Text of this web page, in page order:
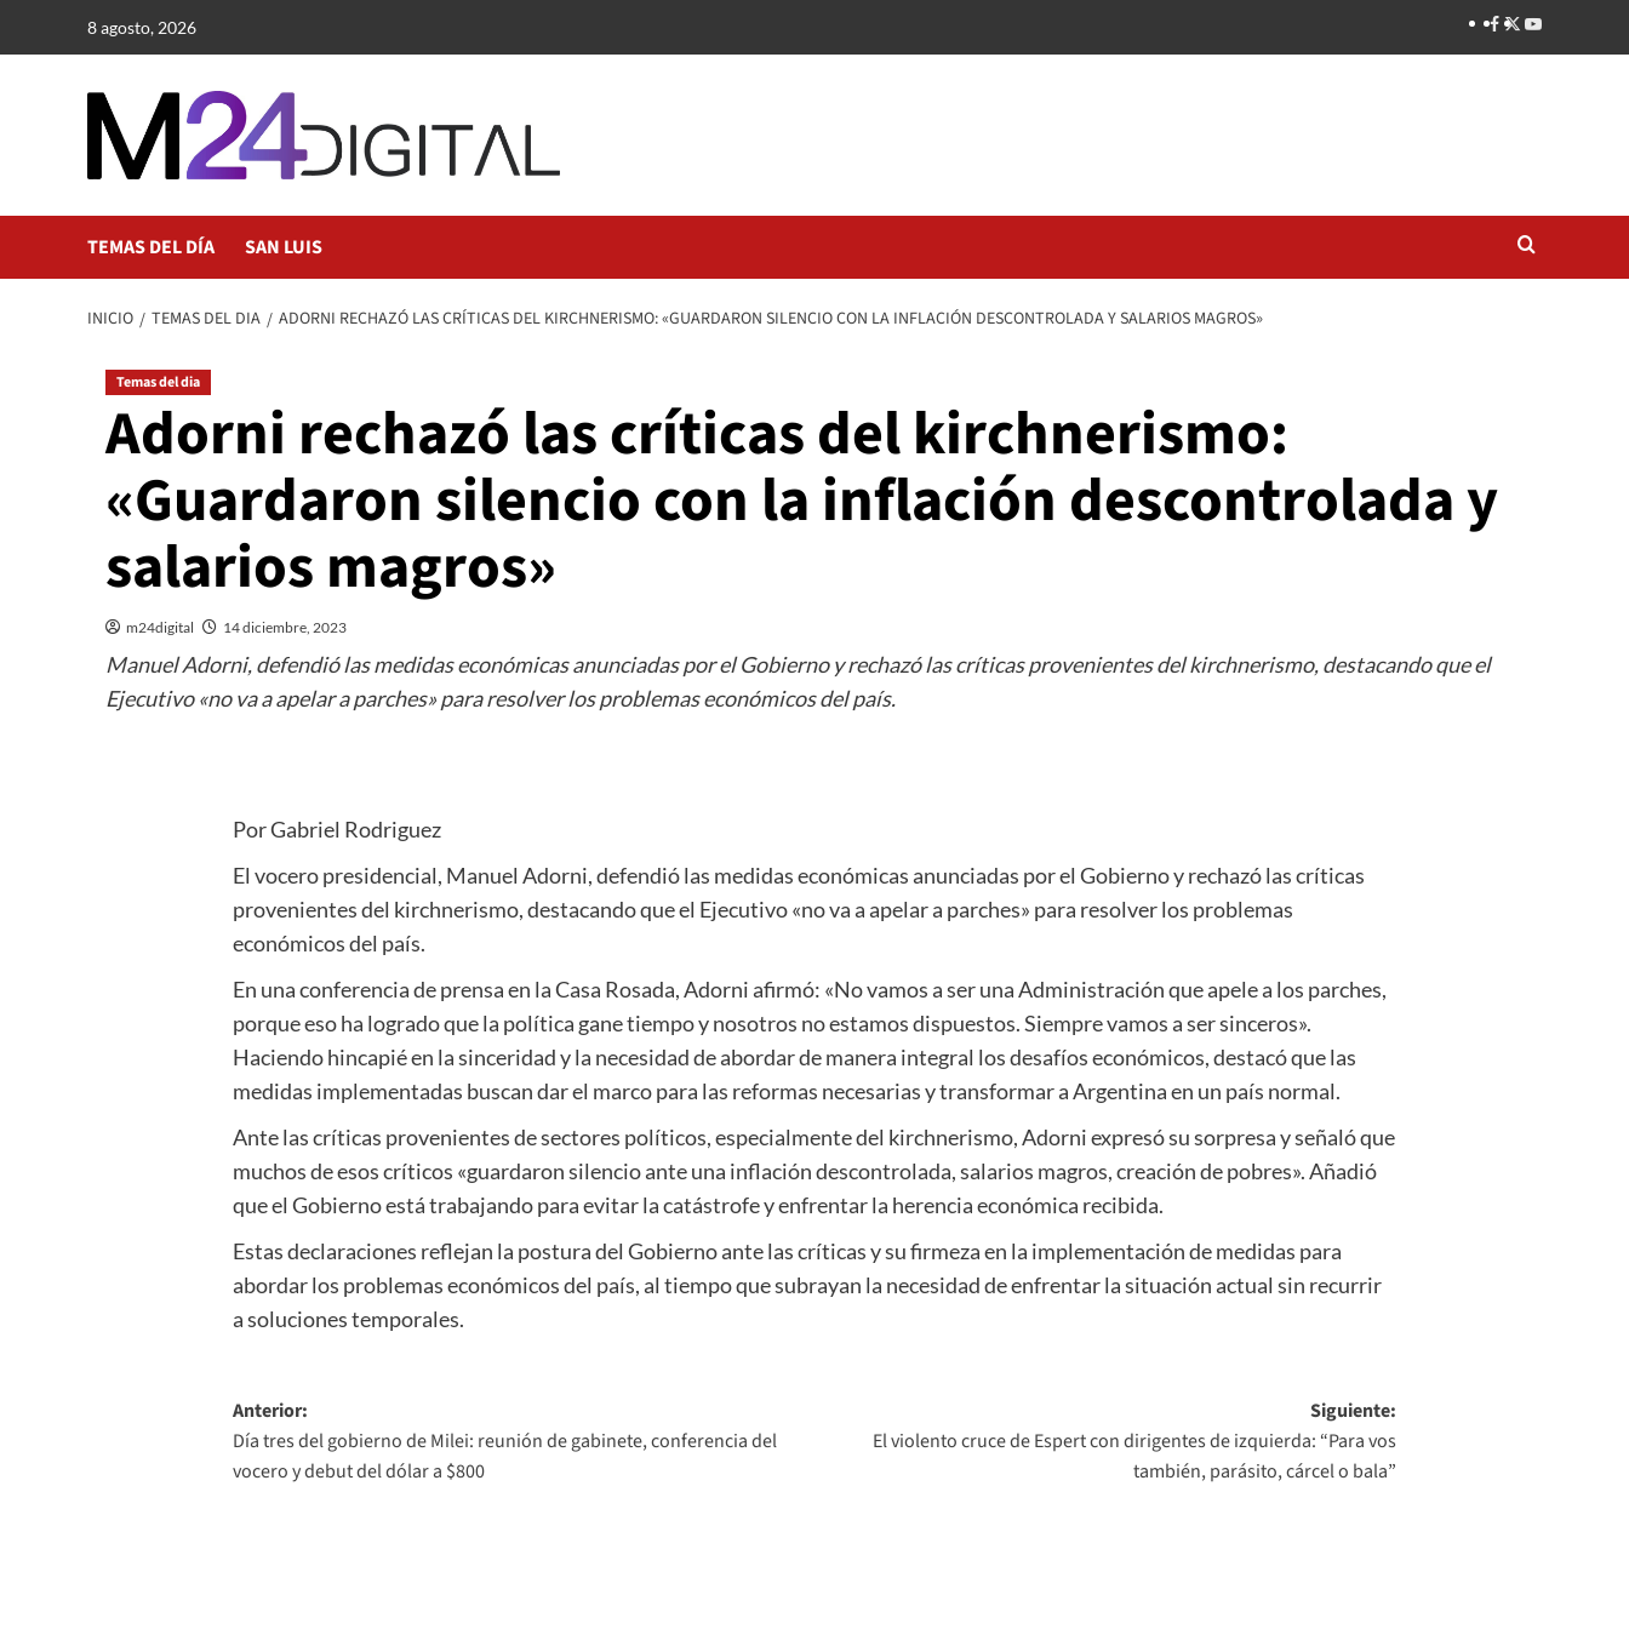
8 agosto, 2026
TEMAS DEL DÍA SAN LUIS
INICIO TEMAS DEL DIA ADORNI RECHAZÓ LAS CRÍTICAS DEL KIRCHNERISMO: «GUARDARON SILENCIO CON LA INFLACIÓN DESCONTROLADA Y SALARIOS MAGROS»
Temas del dia
Adorni rechazó las críticas del kirchnerismo:
«Guardaron silencio con la inflación descontrolada y
salarios magros»
m24digital 14 diciembre, 2023
Manuel Adorni, defendió las medidas económicas anunciadas por el Gobierno y rechazó las críticas provenientes del kirchnerismo, destacando que el
Ejecutivo «no va a apelar a parches» para resolver los problemas económicos del país.
Por Gabriel Rodriguez
El vocero presidencial, Manuel Adorni, defendió las medidas económicas anunciadas por el Gobierno y rechazó las críticas
provenientes del kirchnerismo, destacando que el Ejecutivo «no va a apelar a parches» para resolver los problemas
económicos del país.
En una conferencia de prensa en la Casa Rosada, Adorni afirmó: «No vamos a ser una Administración que apele a los parches,
porque eso ha logrado que la política gane tiempo y nosotros no estamos dispuestos. Siempre vamos a ser sinceros».
Haciendo hincapié en la sinceridad y la necesidad de abordar de manera integral los desafíos económicos, destacó que las
medidas implementadas buscan dar el marco para las reformas necesarias y transformar a Argentina en un país normal.
Ante las críticas provenientes de sectores políticos, especialmente del kirchnerismo, Adorni expresó su sorpresa y señaló que
muchos de esos críticos «guardaron silencio ante una inflación descontrolada, salarios magros, creación de pobres». Añadió
que el Gobierno está trabajando para evitar la catástrofe y enfrentar la herencia económica recibida.
Estas declaraciones reflejan la postura del Gobierno ante las críticas y su firmeza en la implementación de medidas para
abordar los problemas económicos del país, al tiempo que subrayan la necesidad de enfrentar la situación actual sin recurrir
a soluciones temporales.
Navegación
de
entradas
Anterior:
Día tres del gobierno de Milei: reunión de gabinete, conferencia del
vocero y debut del dólar a $800
Siguiente:
El violento cruce de Espert con dirigentes de izquierda: “Para vos
también, parásito, cárcel o bala”